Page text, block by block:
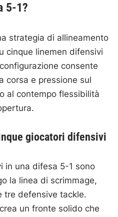
5-1?
strategia di allineamento
cinque linemen difensivi
consente
corsa e pressione sul
al contempo flessibilità
giocatori difensivi
in una difesa 5-1 sono
la linea di scrimmage,
tre defensive tackle.
un fronte solido che